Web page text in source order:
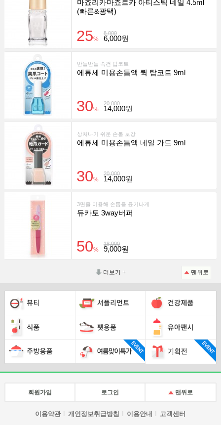
마죠리카마죠르카 아티스틱 네일 4.5ml
(빠른&광택)
8,000
25% 6,000원
반들반들 속건 탑코트
에튜세 미용손톱액 퀵 탑코트 9ml
20,000
30% 14,000원
상처나기 쉬운 손톱 보강
에튜세 미용손톱액 네일 가드 9ml
20,000
30% 14,000원
3면을 이용해 손톱을 윤기나게
듀카토 3way버퍼
18,000
50% 9,000원
더보기 + 맨위로
회원가입 로그인 맨위로
이용약관 개인정보취급방침 이용안내 고객센터